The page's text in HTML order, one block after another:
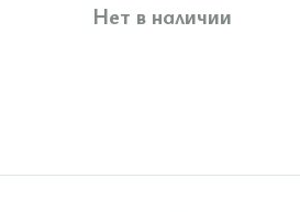
Нет в наличии